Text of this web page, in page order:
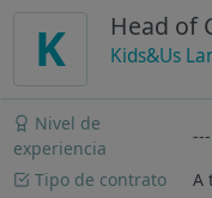
K Head of
Kids&Us
Nivel de
experiencia
---
Tipo de contrato
A